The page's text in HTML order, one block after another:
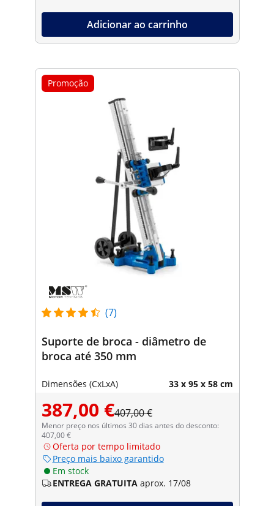
Adicionar ao carrinho
Promoção
(7)
Suporte de broca - diâmetro de
broca até 350 mm
Dimensões (CxLxA) 33 x 95 x 58 cm
387,00 €407,00 €
Menor preço nos últimos 30 dias antes do desconto:
407,00 €
Oferta por tempo limitado
Preço mais baixo garantido
Em stock
ENTREGA GRATUITA aprox. 17/08